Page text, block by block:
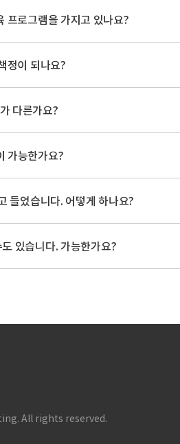
프로그램을 가지고 있나요?
정이 되나요?
다른가요?
가능한가요?
들었습니다. 어떻게 하나요?
있습니다. 가능한가요?
All rights reserved.